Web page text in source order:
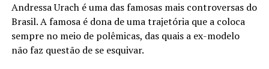
Andressa Urach é uma das famosas mais controversas do
Brasil. A famosa é dona de uma trajetória que a coloca
sempre no meio de polêmicas, das quais a ex-modelo
não faz questão de se esquivar.